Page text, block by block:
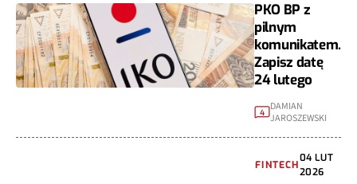
PKO BP z
pilnym
komunikatem.
Zapisz datę
24 lutego
4
DAMIAN
JAROSZEWSKI
FINTECH
04 LUT
2026